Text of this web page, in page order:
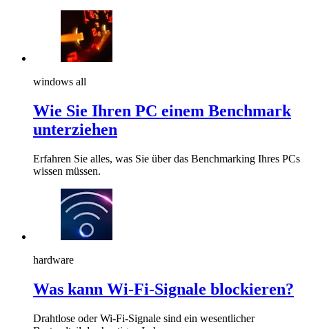
windows all
Wie Sie Ihren PC einem Benchmark
unterziehen
Erfahren Sie alles, was Sie über das Benchmarking Ihres PCs
wissen müssen.
hardware
Was kann Wi-Fi-Signale blockieren?
Drahtlose oder Wi-Fi-Signale sind ein wesentlicher